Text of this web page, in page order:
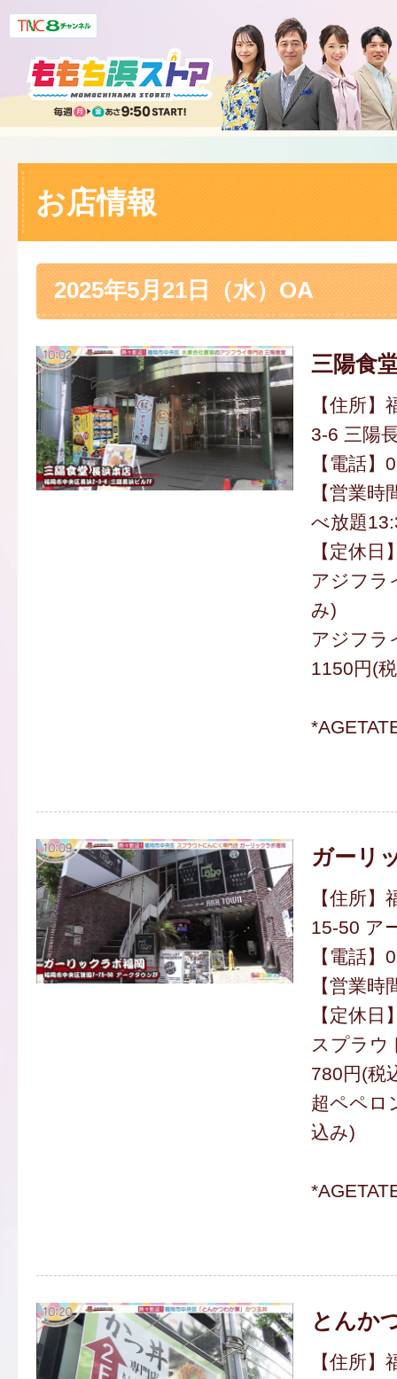
お店情報
2025年5月21日（水）OA
三陽食
【住所
3-6 三陽
【電話
【営業
べ放題
【定休日
アジフラ
み)
アジフラ
1150円(
ガーリ
【住所
15-50 ア
【電話
【営業
【定休日
スプラウ
780円(税
超ペペロ
込み)
とんか
【住所